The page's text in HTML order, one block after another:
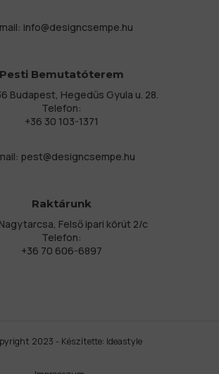
info@designcsempe.hu
Pesti Bemutatóterem
Budapest, Hegedűs Gyula u. 28.
Telefon:
+36 30 103-1371
pest@designcsempe.hu
Raktárunk
Felső ipari körút 2/c
Telefon:
+36 70 606-6897
2023 - Készítette: Ideastyle